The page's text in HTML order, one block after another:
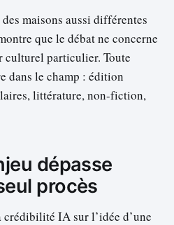
maisons aussi différentes
que le débat ne concerne
culturel particulier. Toute
dans le champ : édition
littérature, non-fiction,
dépasse
procès
crédibilité IA sur l’idée d’une